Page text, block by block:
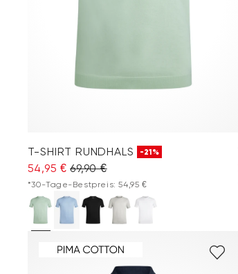
T-SHIRT RUNDHALS -21%
54,95 € 69,90 €
*30-Tage-Bestpreis: 54,95 €